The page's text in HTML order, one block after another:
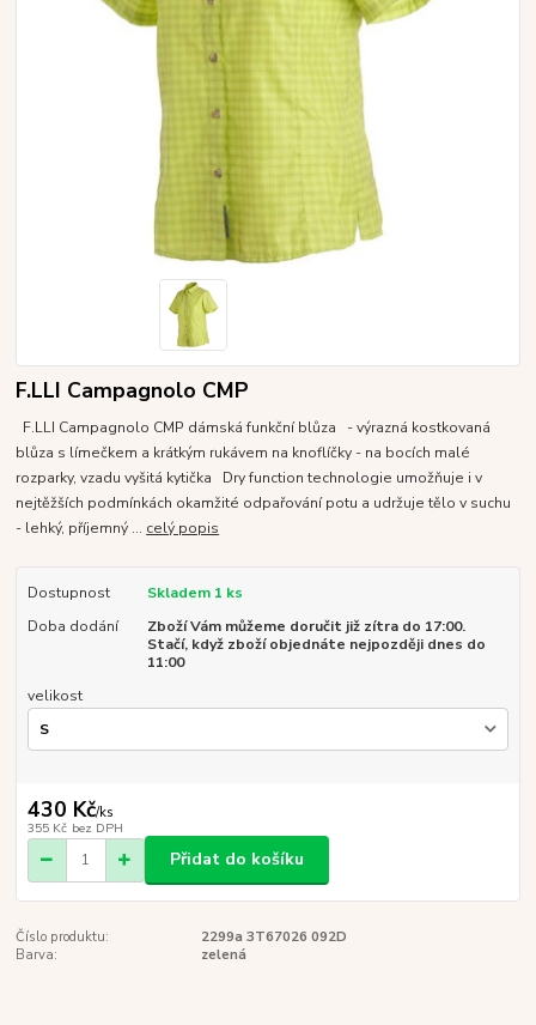
F.LLI Campagnolo CMP
F.LLI Campagnolo CMP dámská funkční blůza - výrazná kostkovaná
blůza s límečkem a krátkým rukávem na knoflíčky - na bocích malé
rozparky, vzadu vyšitá kytička Dry function technologie umožňuje i v
nejtěžších podmínkách okamžité odpařování potu a udržuje tělo v suchu
- lehký, příjemný ... celý popis
Dostupnost
Skladem 1 ks
Doba dodání
Zboží Vám můžeme doručit již zítra do 17:00.
Stačí, když zboží objednáte nejpozději dnes do
11:00
velikost
430 Kč/ks
355 Kč bez DPH
Přidat do košíku
Číslo produktu:
2299a 3T67026 092D
Barva:
zelená